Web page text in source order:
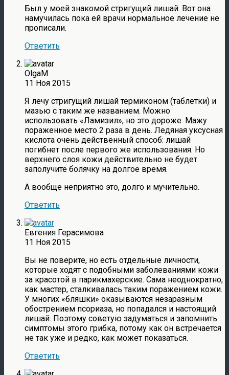
Был у моей знакомой стригущий лишай. Вот она
намучилась пока ей врачи нормальное лечение не
прописали.
Ответить
OlgaM
11 Ноя 2015
Я лечу стригущий лишай термиконом (таблетки) и
мазью с таким же названием. Можно
использовать «Ламизил», но это дороже. Мажу
пораженное место 2 раза в день. Ледяная уксусная
кислота очень действенный способ: лишай
погибнет после первого же использования. Но
верхнего слоя кожи действительно не будет
заполучите болячку на долгое время.
А вообще неприятно это, долго и мучительно.
Ответить
Евгения Герасимова
11 Ноя 2015
Вы не поверите, но есть отдельные личности,
которые ходят с подобными заболеваниями кожи
за красотой в парикмахерские. Сама неоднократно,
как мастер, сталкивалась таким поражением кожи.
У многих «бляшки» оказываются незаразным
обострением псориаза, но попадался и настоящий
лишай. Поэтому советую задуматься и запомнить
симптомы этого грибка, потому как он встречается
не так уже и редко, как может показаться.
Ответить